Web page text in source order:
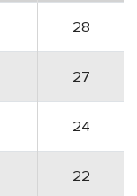
28
27
24
22